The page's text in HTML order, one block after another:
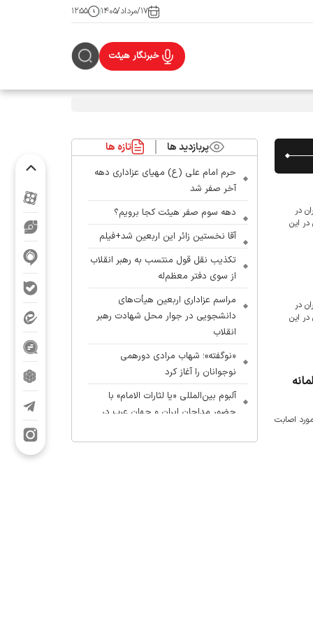
۱۷/مرداد/۱۴۰۵ ۱۲:۵۵
خبرنگار هیئت
در
و رسانه از جمهوری اسلامی ایران و ۴۵ کشور جهان در این
در
و رسانه از جمهوری اسلامی ایران و ۴۵ کشور جهان در این
اصابت
پربازدید ها تازه ها
حرم امام علی (ع) مهیای عزاداری دهه
آخر صفر شد
دهه سوم صفر هیئت کجا برویم؟
آقا نخستین زائر این اربعین شد+فیلم
تکذیب نقل قول منتسب به رهبر انقلاب
از سوی دفتر معظم‌له
مراسم عزاداری اربعین هیأت‌های
دانشجویی در جوار محل شهادت رهبر
انقلاب
«نوگفته»؛ شهاب مرادی دورهمی
نوجوانان را آغاز کرد
آلبوم بین‌المللی «یا لثارات الامام» با
حضور مداحان ایران و جهان عرب در